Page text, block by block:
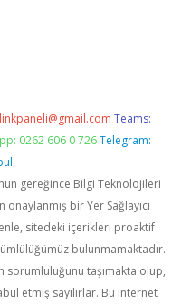
Teams:
0262 606 0 726 Telegram:
gereğince Bilgi Teknolojileri
bir Yer Sağlayıcı
sitedeki içerikleri proaktif
bulunmamaktadır.
sorumluluğunu taşımakta olup,
etmiş sayılırlar. Bu internet